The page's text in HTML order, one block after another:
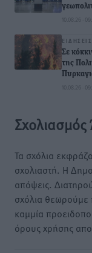
10.08.26 ·
ΕΙΔΉΣΕΙΣ
Σε
της
10.08.26 ·
Τα σχόλια
σχολιαστή. Η
απόψεις.
σχόλια θεωρούμε
καμμία
όρους χρήσης